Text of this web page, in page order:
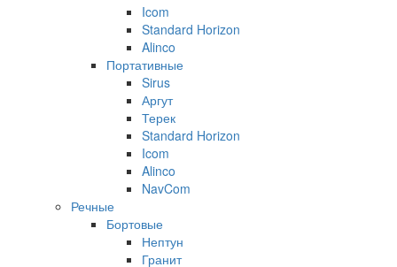
Icom
Standard Horizon
Alinco
Портативные
Sirus
Аргут
Терек
Standard Horizon
Icom
Alinco
NavCom
Речные
Бортовые
Нептун
Гранит